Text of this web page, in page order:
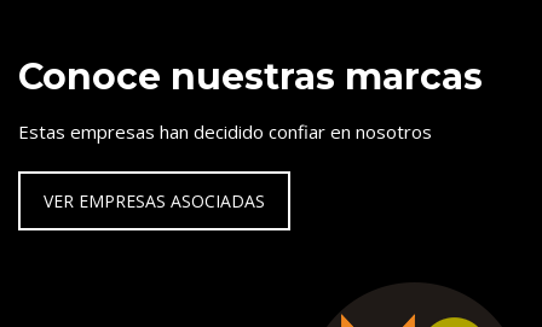
Conoce nuestras marcas
Estas empresas han decidido confiar en nosotros
VER EMPRESAS ASOCIADAS